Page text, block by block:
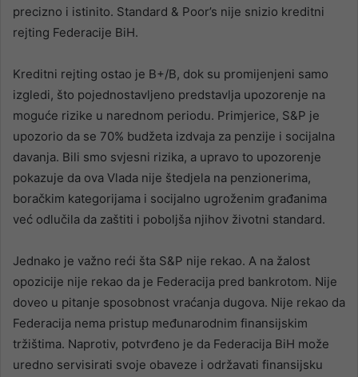
precizno i istinito. Standard & Poor’s nije snizio kreditni
rejting Federacije BiH.
Kreditni rejting ostao je B+/B, dok su promijenjeni samo
izgledi, što pojednostavljeno predstavlja upozorenje na
moguće rizike u narednom periodu. Primjerice, S&P je
upozorio da se 70% budžeta izdvaja za penzije i socijalna
davanja. Bili smo svjesni rizika, a upravo to upozorenje
pokazuje da ova Vlada nije štedjela na penzionerima,
boračkim kategorijama i socijalno ugroženim građanima
već odlučila da zaštiti i poboljša njihov životni standard.
Jednako je važno reći šta S&P nije rekao. A na žalost
opozicije nije rekao da je Federacija pred bankrotom. Nije
doveo u pitanje sposobnost vraćanja dugova. Nije rekao da
Federacija nema pristup međunarodnim finansijskim
tržištima. Naprotiv, potvrđeno je da Federacija BiH može
uredno servisirati svoje obaveze i održavati finansijsku